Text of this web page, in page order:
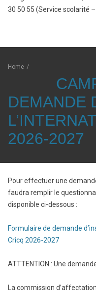
30 50 55 (Service scolarité –
Home /
DEMANDE
2026-2027
Pour effectuer une
faudra remplir le
disponible ci-dessous :
Formulaire de demande
Cricq 2026-2027
ATTTENTION : Une
La commission